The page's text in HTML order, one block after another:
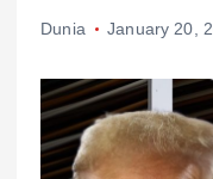
Dunia January 20,